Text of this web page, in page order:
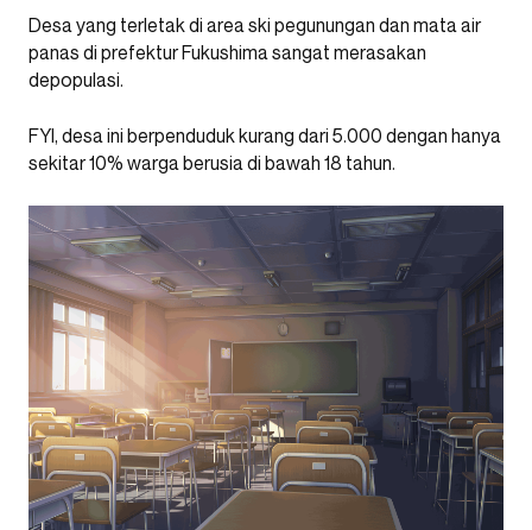
Desa yang terletak di area ski pegunungan dan mata air
panas di prefektur Fukushima sangat merasakan
depopulasi.
FYI, desa ini berpenduduk kurang dari 5.000 dengan hanya
sekitar 10% warga berusia di bawah 18 tahun.